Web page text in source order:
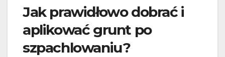
Jak prawidłowo dobrać i
aplikować grunt po
szpachlowaniu?